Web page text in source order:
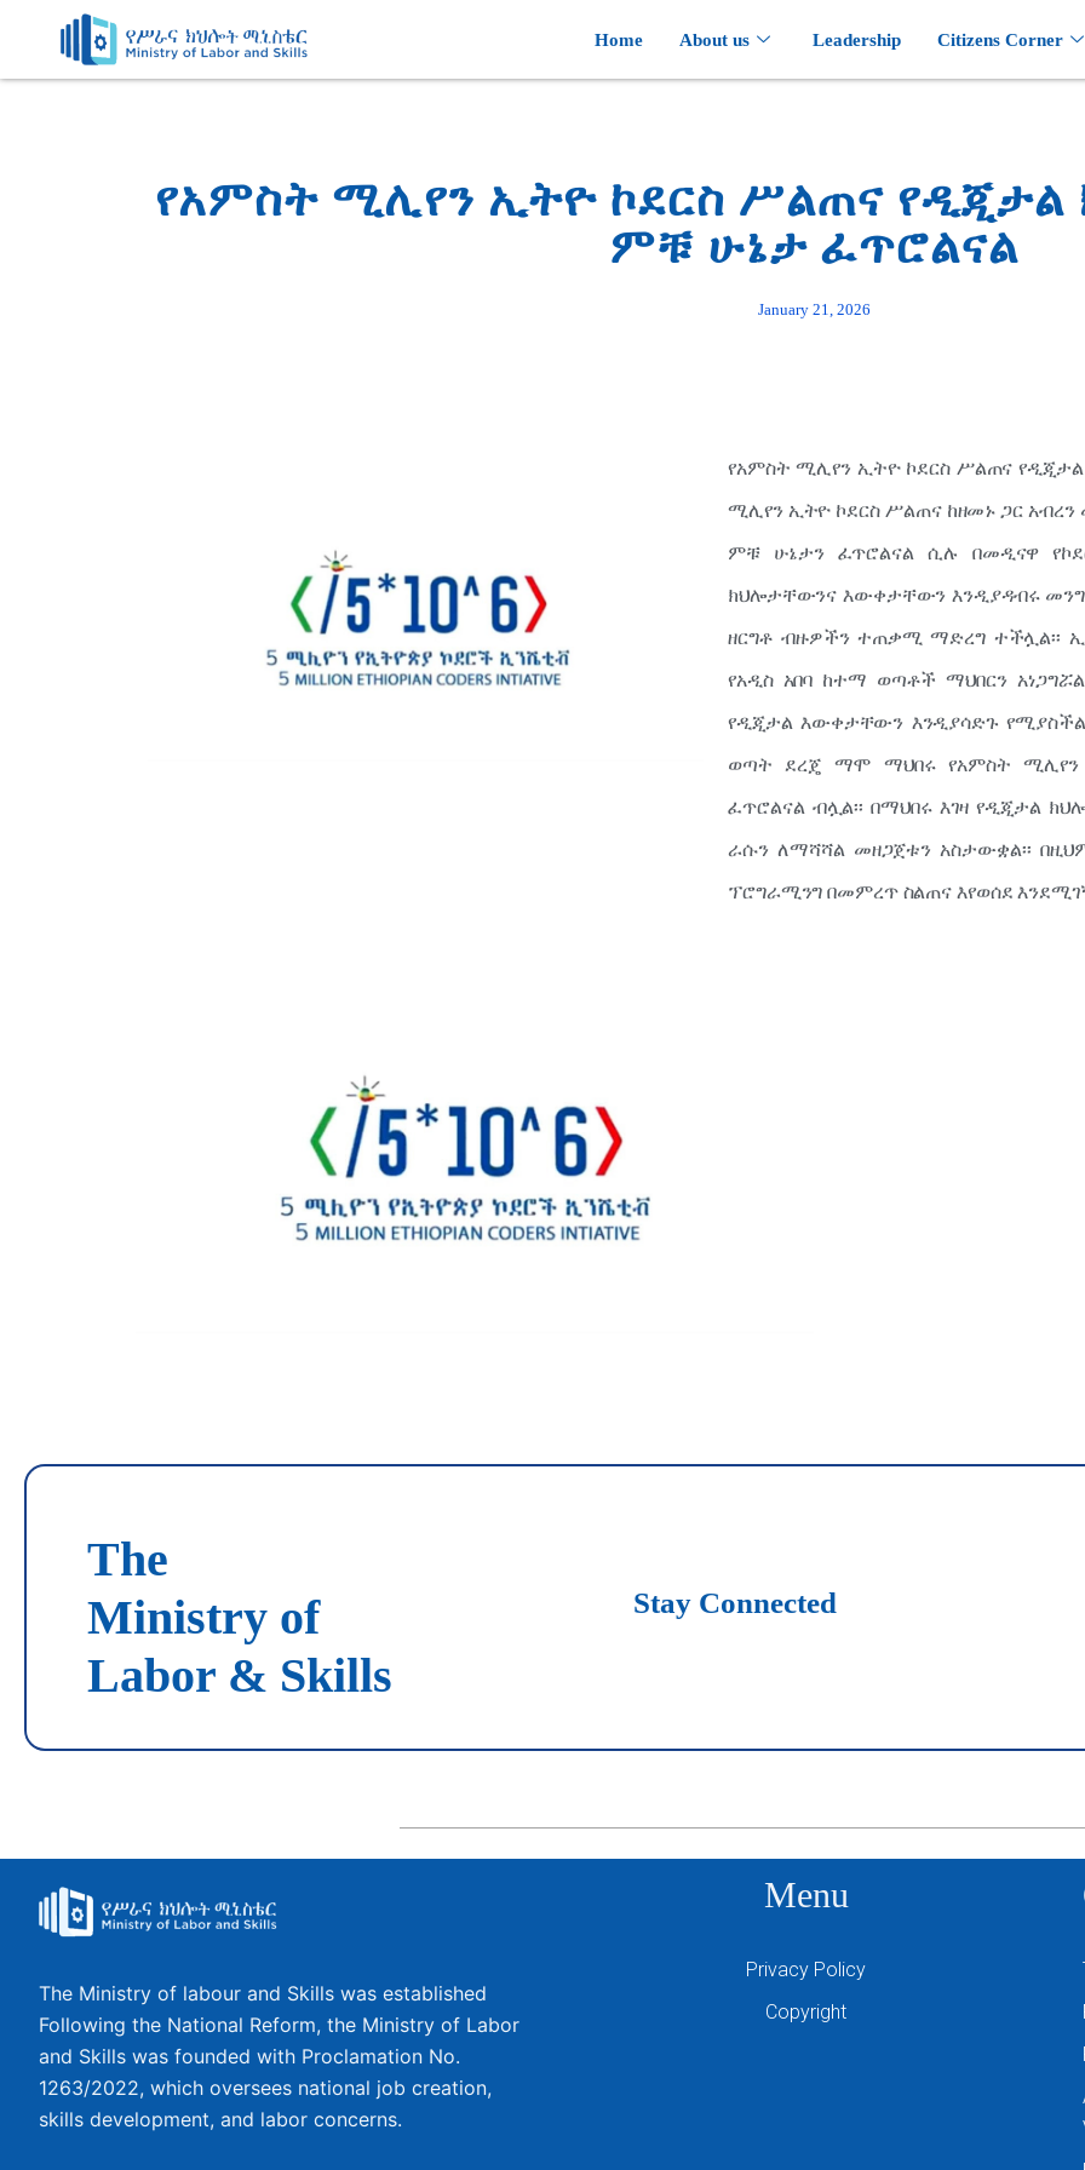
content
Home About us Leadership Citizens Corner
የአምስት ሚሊየን ኢትዮ ኮደርስ ሥልጠና የዲጂታል
ምቹ ሁኔታ ፈጥሮልናል
January 21, 2026
የአምስት ሚሊየን ኢትዮ ኮደርስ ሥልጠና
ሚሊየን ኢትዮ ኮደርስ ሥልጠና ከዘመኑ ጋር
ምቹ ሁኔታን ፈጥሮልናል ሲሉ በመዲናዋ
ክህሎታቸውንና እውቀታቸውን እንዲያዳብሩ
ዘርግቶ ብዙዎችን ተጠቃሚ ማድረግ ተችሏል፡፡
የአዲስ አበባ ከተማ ወጣቶች ማህበርን
የዲጂታል እውቀታቸውን እንዲያሳድጉ
ወጣት ደረጄ ማሞ ማህበሩ የአምስት ሚሊየን
ፈጥሮልናል ብሏል፡፡ በማህበሩ እገዛ የዲጂታል
ራሱን ለማሻሻል መዘጋጀቱን አስታውቋል፡፡
ፕሮግራሚንግ በመምረጥ ስልጠና እየወሰደ
The
Ministry of
Labor & Skills
Stay Connected
The Ministry of labour and Skills was established
Following the National Reform, the Ministry of Labor
and Skills was founded with Proclamation No.
1263/2022, which oversees national job creation,
skills development, and labor concerns.
Menu
Privacy Policy
Copyright